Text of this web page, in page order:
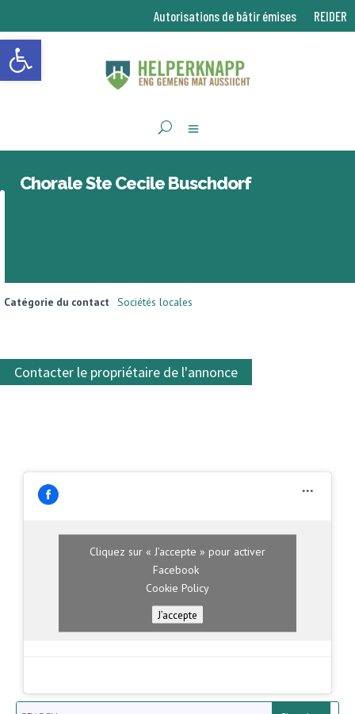
Ouvrir la barre d’outils
Autorisations de bâtir émises REIDER
Chorale Ste Cecile Buschdorf
Catégorie du contact Sociétés locales
Contacter le propriétaire de l'annonce
Cliquez sur « J’accepte » pour activer
Facebook
Cookie Policy
J’accepte